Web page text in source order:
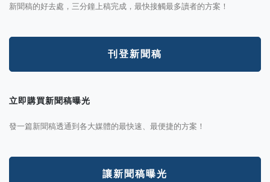
新聞稿的好去處，三分鐘上稿完成，最快接觸最多讀者的方案！
刊登新聞稿
立即購買新聞稿曝光
發一篇新聞稿透通到各大媒體的最快速、最便捷的方案！
讓新聞稿曝光